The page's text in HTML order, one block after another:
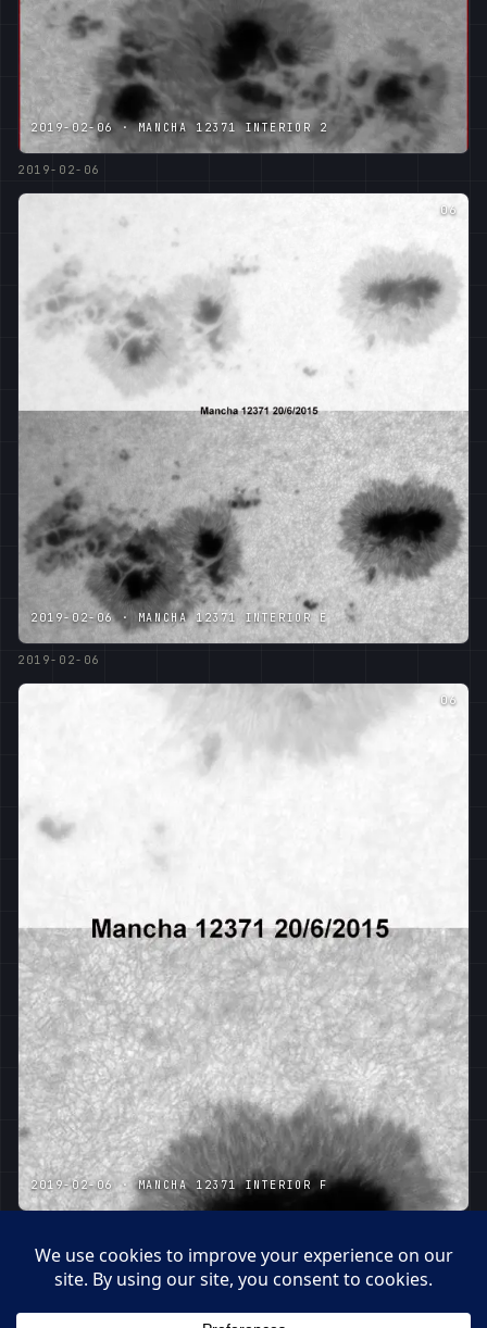
2019-02-06 · MANCHA 12371 INTERIOR 2
2019-02-06
06
2019-02-06 · MANCHA 12371 INTERIOR E
2019-02-06
06
2019-02-06 · MANCHA 12371 INTERIOR F